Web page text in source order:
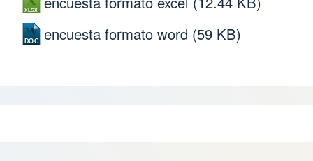
encuesta formato word (59 KB)